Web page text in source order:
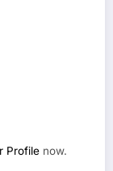
Profile now.